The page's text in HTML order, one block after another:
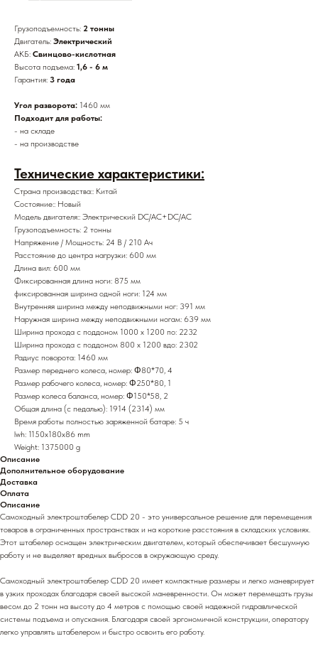
Грузоподъемность: 2 тонны
Двигатель: Электрический
АКБ: Свинцово-кислотная
Высота подъема: 1,6 - 6 м
Гарантия: 3 года
Угол разворота: 1460 мм
Подходит для работы:
- на складе
- на производстве
Технические характеристики:
Страна производства:: Китай
Состояние:: Новый
Модель двигателя:: Электрический DC/AC+DC/AC
Грузоподъемность: 2 тонны
Напряжение / Мощность: 24 В / 210 Ач
Расстояние до центра нагрузки: 600 мм
Длина вил: 600 мм
Фиксированная длина ноги: 875 мм
фиксированная ширина одной ноги: 124 мм
Внутренняя ширина между неподвижными ног: 391 мм
Наружная ширина между неподвижными ногам: 639 мм
Ширина прохода с поддоном 1000 x 1200 по: 2232
Ширина прохода с поддоном 800 х 1200 вдо: 2302
Радиус поворота: 1460 мм
Размер переднего колеса, номер: Φ80*70, 4
Размер рабочего колеса, номер: Φ250*80, 1
Размер колеса баланса, номер: Φ150*58, 2
Общая длина (с педалью): 1914 (2314) мм
Время работы полностью заряженной батаре: 5 ч
lwh: 1150x180x86 mm
Weight: 1375000 g
Описание
Дополнительное оборудование
Доставка
Оплата
Описание
Самоходный электроштабелер CDD 20 - это универсальное решение для перемещения
товаров в ограниченных пространствах и на короткие расстояния в складских условиях.
Этот штабелер оснащен электрическим двигателем, который обеспечивает бесшумную
работу и не выделяет вредных выбросов в окружающую среду.
Самоходный электроштабелер CDD 20 имеет компактные размеры и легко маневрирует
в узких проходах благодаря своей высокой маневренности. Он может перемещать грузы
весом до 2 тонн на высоту до 4 метров с помощью своей надежной гидравлической
системы подъема и опускания. Благодаря своей эргономичной конструкции, оператору
легко управлять штабелером и быстро освоить его работу.